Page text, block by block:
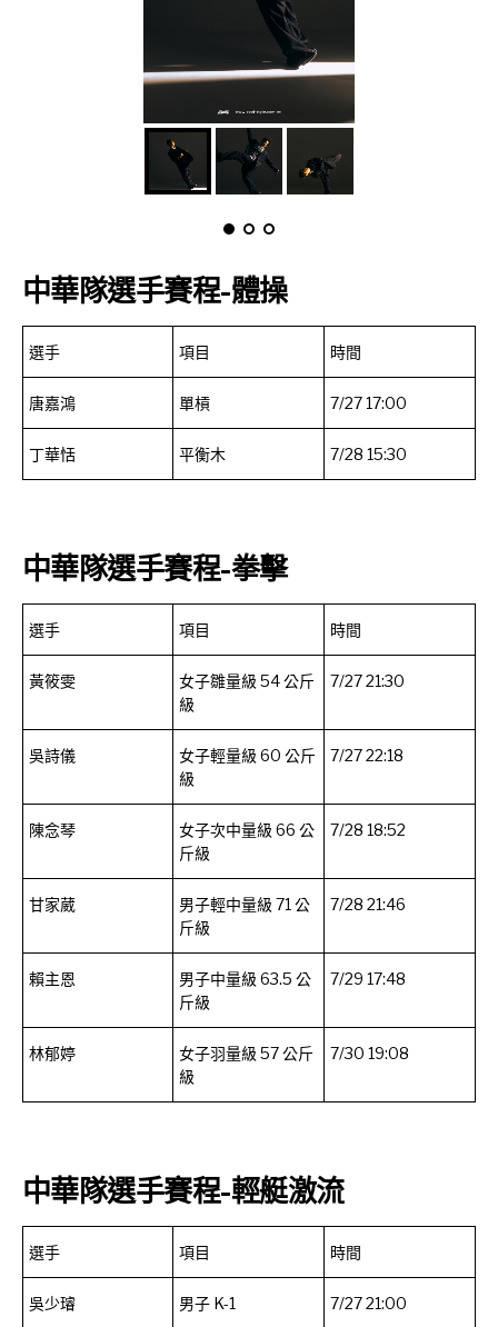
中華隊選手賽程-體操
選手 項目 時間
唐嘉鴻 單槓 7/27 17:00
丁華恬 平衡木 7/28 15:30
中華隊選手賽程-拳擊
選手 項目 時間
黃筱雯
女子雛量級 54 公斤
級
7/27 21:30
吳詩儀
女子輕量級 60 公斤
級
7/27 22:18
陳念琴
女子次中量級 66 公
斤級
7/28 18:52
甘家葳
男子輕中量級 71 公
斤級
7/28 21:46
賴主恩
男子中量級 63.5 公
斤級
7/29 17:48
林郁婷
女子羽量級 57 公斤
級
7/30 19:08
中華隊選手賽程-輕艇激流
選手 項目 時間
吳少璿 男子 K-1 7/27 21:00